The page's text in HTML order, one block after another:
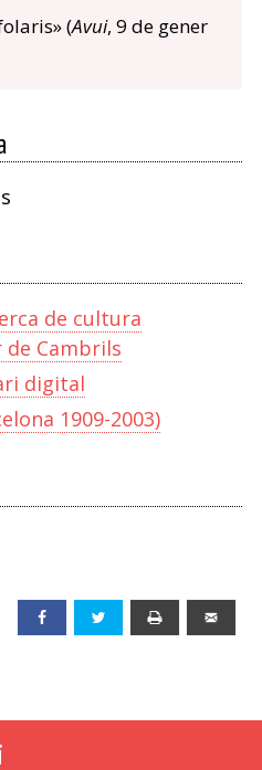
(Avui, 9 de gener
de cultura
Cambrils
digital
1909-2003)
Facebook Twitter